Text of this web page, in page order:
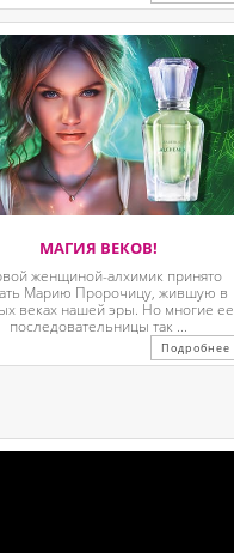
МАГИЯ ВЕКОВ!
женщиной-алхимик принято
Марию Пророчицу, жившую в
веках нашей эры. Но многие ее
последовательницы так ...
Подробнее